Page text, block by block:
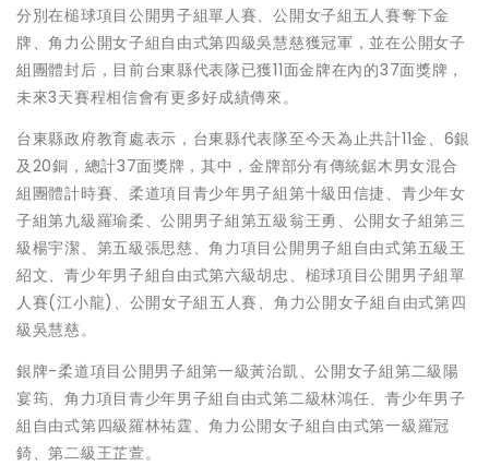
分別在槌球項目公開男子組單人賽、公開女子組五人賽奪下金
牌、角力公開女子組自由式第四級吳慧慈獲冠軍，並在公開女子
組團體封后，目前台東縣代表隊已獲11面金牌在內的37面獎牌，
未來3天賽程相信會有更多好成績傳來。
台東縣政府教育處表示，台東縣代表隊至今天為止共計11金、6銀
及20銅，總計37面獎牌，其中，金牌部分有傳統鋸木男女混合
組團體計時賽、柔道項目青少年男子組第十級田信捷、青少年女
子組第九級羅瑜柔、公開男子組第五級翁王勇、公開女子組第三
級楊宇潔、第五級張思慈、角力項目公開男子組自由式第五級王
紹文、青少年男子組自由式第六級胡忠、槌球項目公開男子組單
人賽(江小龍)、公開女子組五人賽、角力公開女子組自由式第四
級吳慧慈。
銀牌-柔道項目公開男子組第一級黃治凱、公開女子組第二級陽
宴筠、角力項目青少年男子組自由式第二級林鴻任、青少年男子
組自由式第四級羅林祐霆、角力公開女子組自由式第一級羅冠
錡、第二級王芷萱。